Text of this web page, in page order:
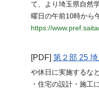
て、より埼玉県自然
曜日の午前10時から
https://
[PDF] 第２部 25
や休日に実施するな
・住宅の設計・施工